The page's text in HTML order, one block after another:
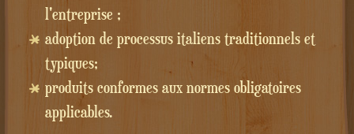
l'entreprise ;
adoption de processus italiens traditionnels et
typiques;
produits conformes aux normes obligatoires
applicables.